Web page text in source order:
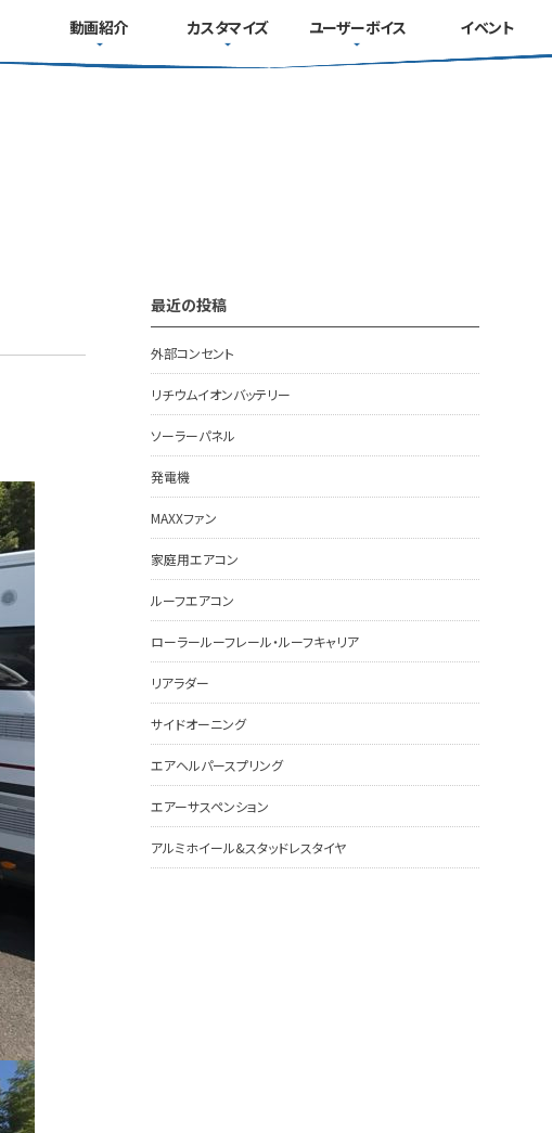
動画紹介 カスタマイズ ユーザーボイス イベント
最近の投稿
外部コンセント
リチウムイオンバッテリー
ソーラーパネル
発電機
MAXXファン
家庭用エアコン
ルーフエアコン
ローラールーフレール・ルーフキャリア
リアラダー
サイドオーニング
エアヘルパースプリング
エアーサスペンション
アルミホイール&スタッドレスタイヤ